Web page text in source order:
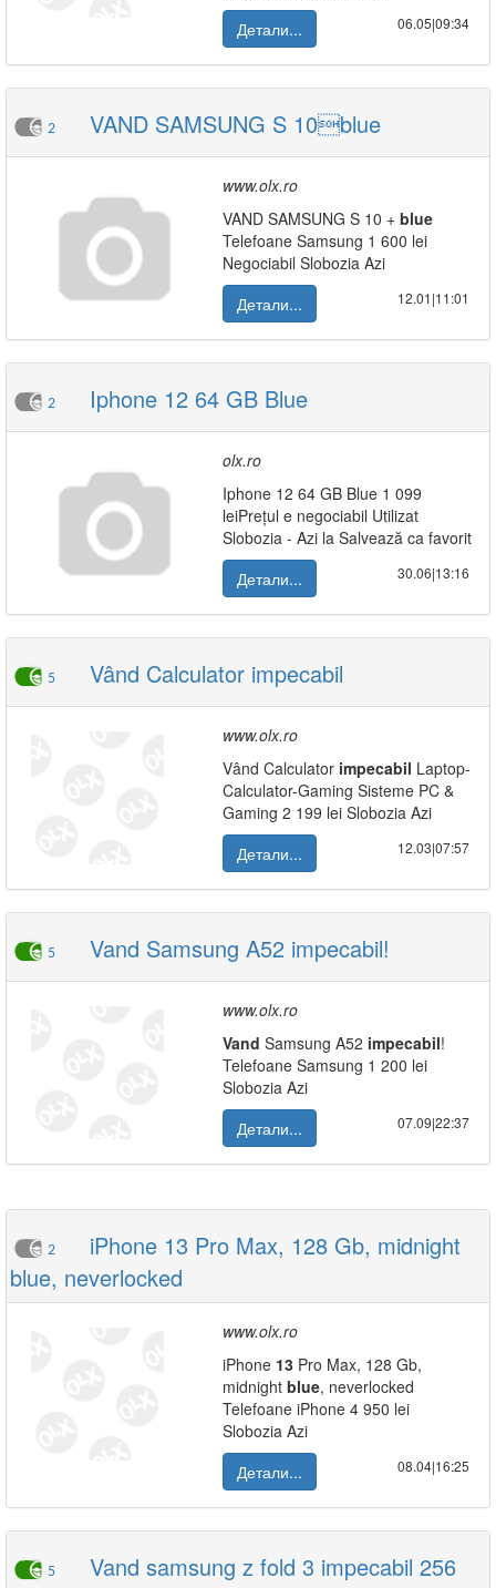
Детали...
06.05|09:34
2 VAND SAMSUNG S 10blue
www.olx.ro
VAND SAMSUNG S 10 + blue
Telefoane Samsung 1 600 lei
Negociabil Slobozia Azi
Детали...
12.01|11:01
2 Iphone 12 64 GB Blue
olx.ro
Iphone 12 64 GB Blue 1 099
leiPrețul e negociabil Utilizat
Slobozia - Azi la Salvează ca favorit
Детали...
30.06|13:16
5 Vând Calculator impecabil
www.olx.ro
Vând Calculator impecabil Laptop-
Calculator-Gaming Sisteme PC &
Gaming 2 199 lei Slobozia Azi
Детали...
12.03|07:57
5 Vand Samsung A52 impecabil!
www.olx.ro
Vand Samsung A52 impecabil!
Telefoane Samsung 1 200 lei
Slobozia Azi
Детали...
07.09|22:37
2
iPhone 13 Pro Max, 128 Gb, midnight
blue, neverlocked
www.olx.ro
iPhone 13 Pro Max, 128 Gb,
midnight blue, neverlocked
Telefoane iPhone 4 950 lei
Slobozia Azi
Детали...
08.04|16:25
5
Vand samsung z fold 3 impecabil 256